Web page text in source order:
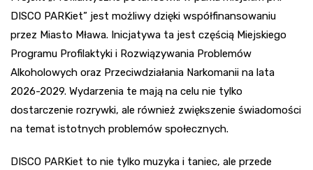
DISCO PARKiet” jest możliwy dzięki współfinansowaniu
przez Miasto Mława. Inicjatywa ta jest częścią Miejskiego
Programu Profilaktyki i Rozwiązywania Problemów
Alkoholowych oraz Przeciwdziałania Narkomanii na lata
2026-2029. Wydarzenia te mają na celu nie tylko
dostarczenie rozrywki, ale również zwiększenie świadomości
na temat istotnych problemów społecznych.
DISCO PARKiet to nie tylko muzyka i taniec, ale przede